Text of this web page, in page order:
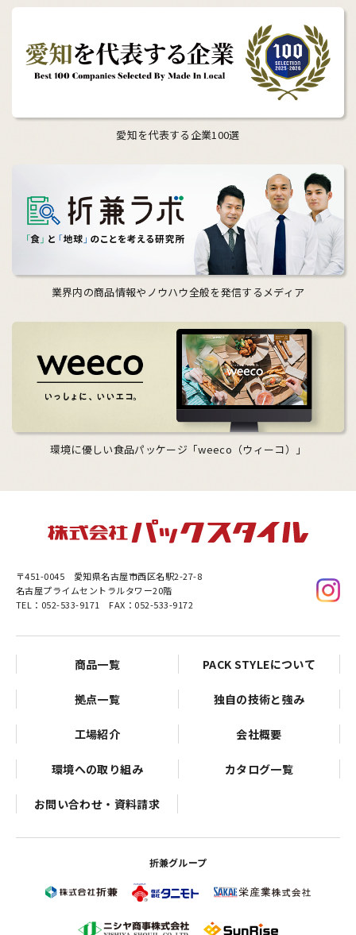
愛知を代表する企業100選
業界内の商品情報やノウハウ全般を発信するメディア
環境に優しい食品パッケージ「weeco（ウィーコ）」
〒451-0045 愛知県名古屋市西区名駅2-27-8
名古屋プライムセントラルタワー20階
TEL：052-533-9171 FAX：052-533-9172
商品一覧 PACK STYLEについて
拠点一覧 独自の技術と強み
工場紹介 会社概要
環境への取り組み カタログ一覧
お問い合わせ・資料請求
折兼グループ